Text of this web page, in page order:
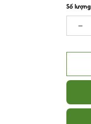
Số lượng